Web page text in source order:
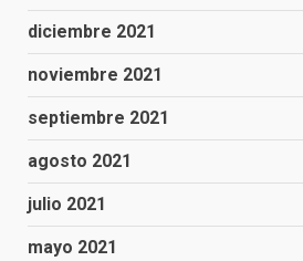
diciembre 2021
noviembre 2021
septiembre 2021
agosto 2021
julio 2021
mayo 2021